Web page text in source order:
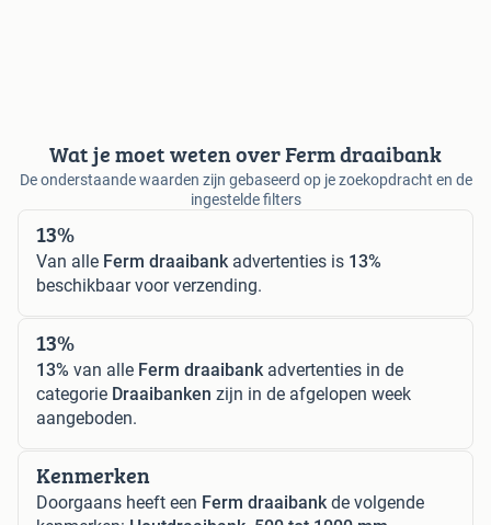
Wat je moet weten over Ferm draaibank
De onderstaande waarden zijn gebaseerd op je zoekopdracht en de
ingestelde filters
13%
Van alle Ferm draaibankadvertenties is 13%
beschikbaar voor verzending.
13%
13% van alle Ferm draaibankadvertenties in de
categorie Draaibanken zijn in de afgelopen week
aangeboden.
Kenmerken
Doorgaans heeft een Ferm draaibankde volgende